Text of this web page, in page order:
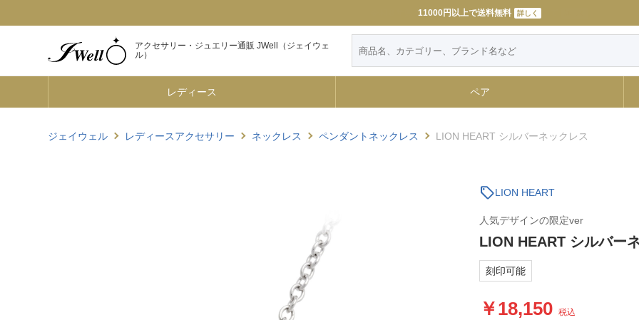
11000円以上で送料無料 詳しく
アクセサリー・ジュエリー通販 JWell（ジェイウェ
ル）
レディース ペア
ジェイウェル レディースアクセサリー ネックレス ペンダントネックレス LION HEART シルバーネックレス
sellLION HEART
人気デザインの限定ver
LION HEART シルバー
刻印可能
18,150 税込